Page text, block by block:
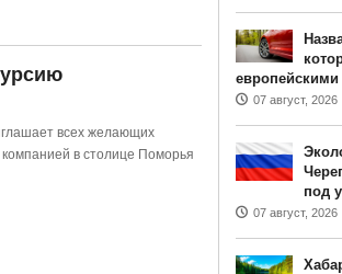
всех желающих
в столице Поморья
07 август, 2026
под
07 август, 2026